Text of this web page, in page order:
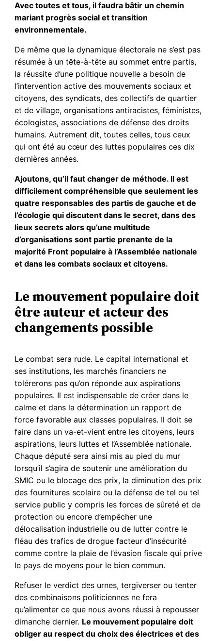
Avec toutes et tous, il faudra bâtir un chemin
mariant progrès social et transition
environnementale.
De même que la dynamique électorale ne s’est pas
résumée à un tête-à-tête au sommet entre partis,
la réussite d’une politique nouvelle a besoin de
l’intervention active des mouvements sociaux et
citoyens, des syndicats, des collectifs de quartier
et de village, organisations antiracistes, féministes,
écologistes, associations de défense des droits
humains. Autrement dit, toutes celles, tous ceux
qui ont été au cœur des luttes populaires ces dix
dernières années.
Ajoutons, qu’il faut changer de méthode. Il est
difficilement compréhensible que seulement les
quatre responsables des partis de gauche et de
l’écologie qui discutent dans le secret, dans des
lieux secrets alors qu’une multitude
d’organisations sont partie prenante de la
majorité Front populaire à l’Assemblée nationale
et dans les combats sociaux et citoyens.
Le mouvement populaire doit
être auteur et acteur des
changements possible
Le combat sera rude. Le capital international et
ses institutions, les marchés financiers ne
tolérerons pas qu’on réponde aux aspirations
populaires. Il est indispensable de créer dans le
calme et dans la détermination un rapport de
force favorable aux classes populaires. Il doit se
faire dans un va-et-vient entre les citoyens, leurs
aspirations, leurs luttes et l’Assemblée nationale.
Chaque député sera ainsi mis au pied du mur
lorsqu’il s’agira de soutenir une amélioration du
SMIC ou le blocage des prix, la diminution des prix
des fournitures scolaire ou la défense de tel ou tel
service public y compris les forces de sûreté et de
protection ou encore d’empêcher une
délocalisation industrielle ou de lutter contre le
fléau des trafics de drogue facteur d’insécurité
comme contre la plaie de l’évasion fiscale qui prive
le pays de moyens pour le bien commun.
Refuser le verdict des urnes, tergiverser ou tenter
des combinaisons politiciennes ne fera
qu’alimenter ce que nous avons réussi à repousser
dimanche dernier. Le mouvement populaire doit
obliger au respect du choix des électrices et des